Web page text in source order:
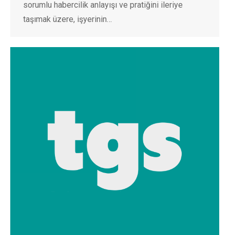
sorumlu habercilik anlayışı ve pratiğini ileriye
taşımak üzere, işyerinin…